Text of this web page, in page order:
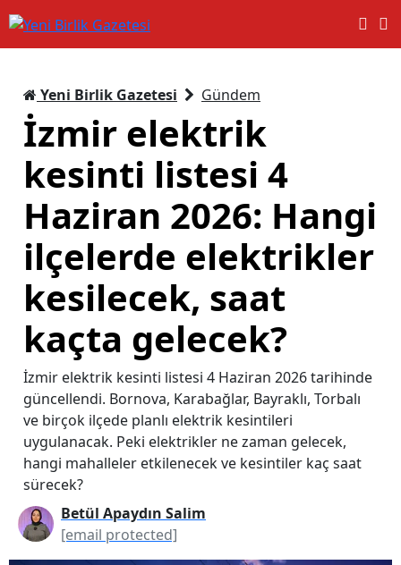
Yeni Birlik Gazetesi Gündem
İzmir elektrik
kesinti listesi 4
Haziran 2026: Hangi
ilçelerde elektrikler
kesilecek, saat
kaçta gelecek?
İzmir elektrik kesinti listesi 4 Haziran 2026 tarihinde
güncellendi. Bornova, Karabağlar, Bayraklı, Torbalı
ve birçok ilçede planlı elektrik kesintileri
uygulanacak. Peki elektrikler ne zaman gelecek,
hangi mahalleler etkilenecek ve kesintiler kaç saat
sürecek?
Betül Apaydın Salim
[email protected]